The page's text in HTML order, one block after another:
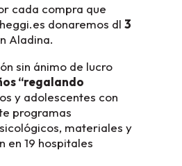
cada compra que
donaremos dl 3
Aladina.
sin ánimo de lucro
“regalando
y adolescentes con
programas
materiales y
en 19 hospitales